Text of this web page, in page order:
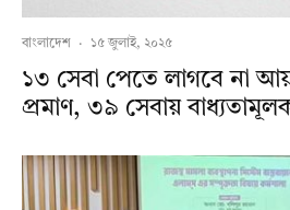
বাংলাদেশ · ১৫ জুলাই, ২০২৫
১৩ সেবা পেতে লাগবে না
প্রমাণ, ৩৯ সেবায়